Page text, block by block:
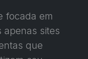
focada em
apenas sites
que